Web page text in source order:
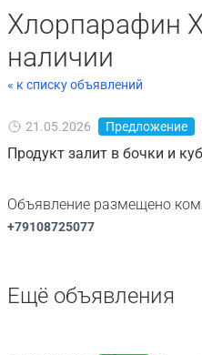
Хлорпарафин
наличии
« к списку объявлений
21.05.2026 Предложение
Продукт залит в бочки и
Объявление размещено
+79108725077
Ещё объявления